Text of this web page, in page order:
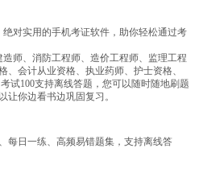
对实用的手机考证软件，助你轻松通过考
师、消防工程师、造价工程师、监理工程
、会计从业资格、执业药师、护士资格、
试100支持离线答题，您可以随时随地刷题
让你边看书边巩固复习。
每日一练、高频易错题集，支持离线答